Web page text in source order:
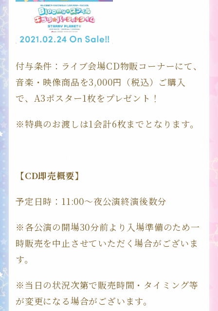
EVENT
SPECIAL
付与条件：ライブ会場CD物販コーナーにて、
音楽・映像商品を3,000円（税込）ご購入
で、A3ポスター1枚をプレゼント！
※特典のお渡しは1会計6枚までとなります。
【CD即売概要】
予定日時：11:00～夜公演終演後数分
※各公演の開場30分前より入場準備のため一
時販売を中止させていただく場合がございま
す。
※当日の状況次第で販売時間・タイミング等
が変更になる場合がございます。